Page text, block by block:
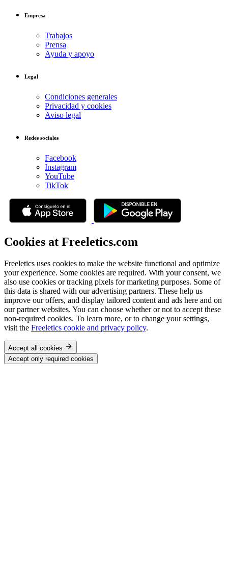
Empresa
Trabajos
Prensa
Ayuda y apoyo
Legal
Condiciones generales
Privacidad y cookies
Aviso legal
Redes sociales
Facebook
Instagram
YouTube
TikTok
Cookies at Freeletics.com
Freeletics uses cookies to make the website functional and optimize
your experience. Some cookies are required. With your consent, we
also use cookies or tracking pixels for marketing purposes. Some of
this data is shared with our advertising partners. These help us
improve our offers, and display tailored content and ads here and on
our partner websites. You can choose whether or not to accept these
non-required cookies. To learn more, or to change your settings,
visit the Freeletics cookie and privacy policy.
Accept all cookies
Accept only required cookies